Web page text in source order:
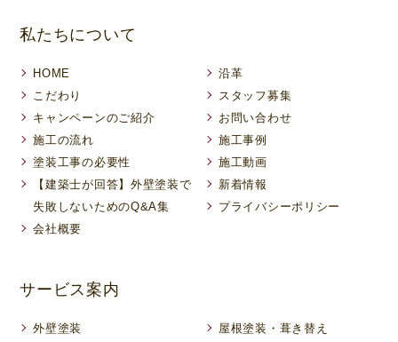
私たちについて
HOME
こだわり
キャンペーンのご紹介
施工の流れ
塗装工事の必要性
【建築士が回答】外壁塗装で
失敗しないためのQ&A集
会社概要
沿革
スタッフ募集
お問い合わせ
施工事例
施工動画
新着情報
プライバシーポリシー
サービス案内
外壁塗装 屋根塗装・葺き替え